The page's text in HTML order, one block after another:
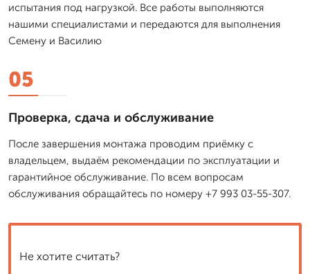
испытания под нагрузкой. Все работы выполняются
нашими специалистами и передаются для выполнения
Семену и Василию
05
Проверка, сдача и обслуживание
После завершения монтажа проводим приёмку с
владельцем, выдаём рекомендации по эксплуатации и
гарантийное обслуживание. По всем вопросам
обслуживания обращайтесь по номеру +7 993 03-55-307.
Не хотите считать?